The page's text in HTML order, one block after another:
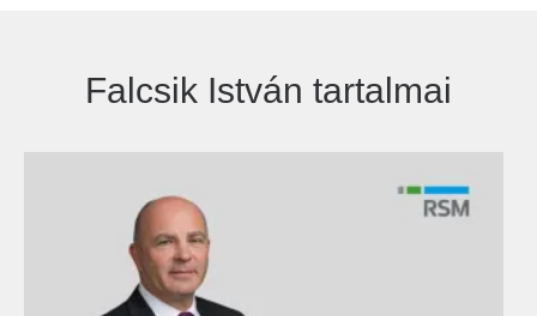
Falcsik István tartalmai